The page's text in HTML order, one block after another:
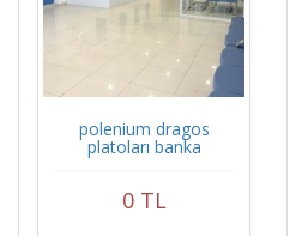
polenium dragos
platoları banka
0 TL